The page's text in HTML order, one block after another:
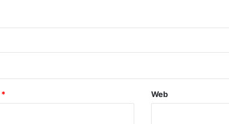
* Web